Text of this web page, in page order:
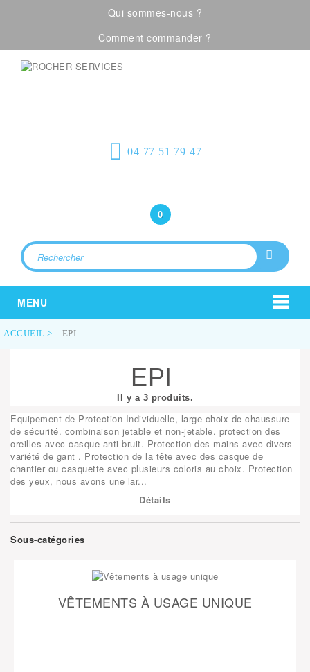
Qui sommes-nous ?
Comment commander ?
04 77 51 79 47
0
MENU
ACCUEIL > EPI
EPI
Il y a 3 produits.
Equipement de Protection Individuelle, large choix de chaussure
de sécurité. combinaison jetable et non-jetable. protection des
oreilles avec casque anti-bruit. Protection des mains avec divers
variété de gant . Protection de la tête avec des casque de
chantier ou casquette avec plusieurs coloris au choix. Protection
des yeux, nous avons une lar...
Détails
Sous-catégories
VÊTEMENTS À USAGE UNIQUE